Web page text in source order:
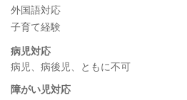
外国語対応
子育て経験
病児対応
病児、病後児、ともに不可
障がい児対応